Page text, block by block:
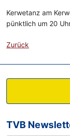
Kerwetanz am
pünktlich um 20
Zurück
TVB